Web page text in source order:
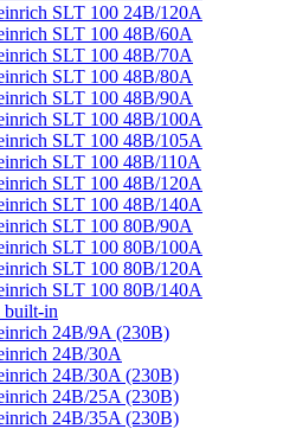
SLT 100 24B/120A
SLT 100 48B/60A
SLT 100 48B/70A
SLT 100 48B/80A
SLT 100 48B/90A
SLT 100 48B/100A
SLT 100 48B/105A
SLT 100 48B/110A
SLT 100 48B/120A
SLT 100 48B/140A
SLT 100 80B/90A
SLT 100 80B/100A
SLT 100 80B/120A
SLT 100 80B/140A
built-in
24B/9A (230B)
24B/30A
24B/30A (230B)
24B/25A (230B)
24B/35A (230B)